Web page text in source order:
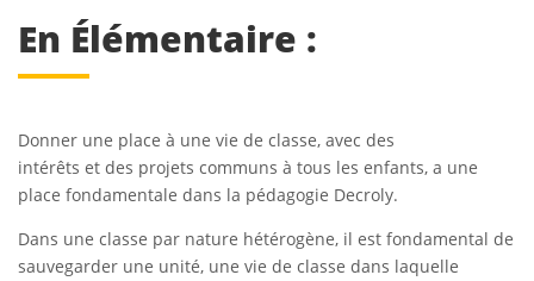
En Élémentaire :
Donner une place à une vie de classe, avec des
intérêts et des projets communs à tous les enfants, a une
place fondamentale dans la pédagogie Decroly.
Dans une classe par nature hétérogène, il est fondamental de
sauvegarder une unité, une vie de classe dans laquelle